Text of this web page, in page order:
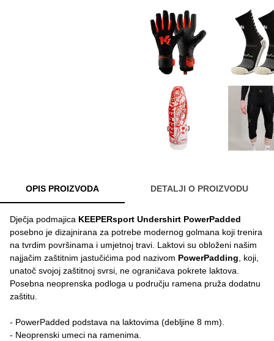
OPIS PROIZVODA DETALJI O PROIZVODU
Dječja podmajica KEEPERsport Undershirt PowerPadded
posebno je dizajnirana za potrebe modernog golmana koji trenira
na tvrdim površinama i umjetnoj travi. Laktovi su obloženi našim
najjačim zaštitnim jastučićima pod nazivom PowerPadding , koji,
unatoč svojoj zaštitnoj svrsi, ne ograničava pokrete laktova.
Posebna neoprenska podloga u području ramena pruža dodatnu
zaštitu.
- PowerPadded podstava na laktovima (debljine 8 mm).
- Neoprenski umeci na ramenima.